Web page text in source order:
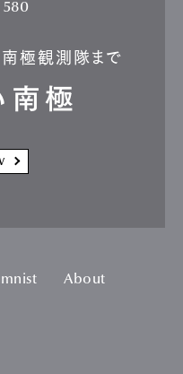
580
南極観測隊まで
南極
About